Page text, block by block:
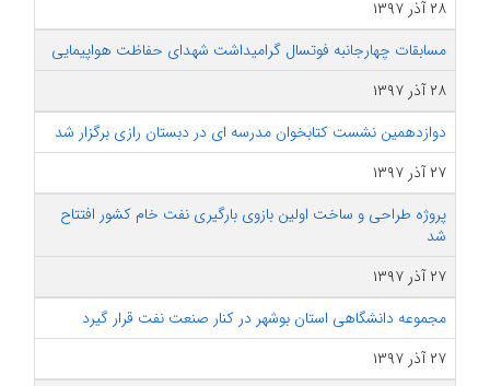
۲۸ آذر ۱۳۹۷
مسابقات چهارجانبه فوتسال گرامیداشت شهدای حفاظت هواپیمایی
۲۸ آذر ۱۳۹۷
دوازدهمین نشست کتابخوان مدرسه ای در دبستان رازی برگزار شد
۲۷ آذر ۱۳۹۷
پروژه طراحی و ساخت اولین بازوی بارگیری نفت خام کشور افتتاح
شد
۲۷ آذر ۱۳۹۷
مجموعه دانشگاهی استان بوشهر در کنار صنعت نفت قرار گیرد
۲۷ آذر ۱۳۹۷